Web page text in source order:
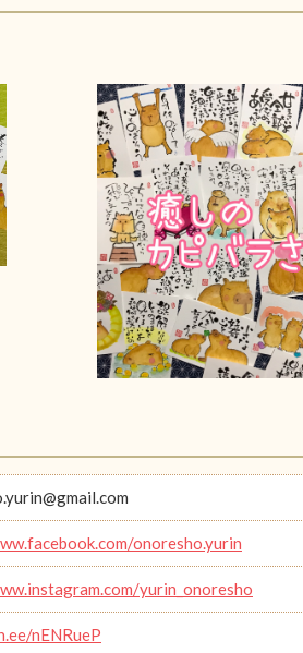
onoresho.yurin
yurin_onoresho
nENRueP